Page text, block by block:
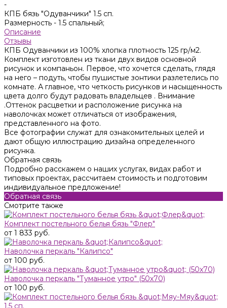
-
КПБ бязь "Одуванчики" 1.5 сп.
Размерность - 1.5 спальный;
Описание
Отзывы
КПБ Одуванчики из 100% хлопка плотность 125 гр/м2.
Комплект изготовлен из ткани двух видов основной
рисунок и компаньон. Первое, что хочется сделать, глядя
на него – подуть, чтобы пушистые зонтики разлетелись по
комнате. А главное, что четкость рисунков и насыщенность
цвета долго будут радовать владельцев . Внимание
.Оттенок расцветки и расположение рисунка на
наволочках может отличаться от изображения,
представленного на фото.
Все фотографии служат для ознакомительных целей и
дают общую иллюстрацию дизайна определенного
рисунка.
Обратная связь
Подробно расскажем о наших услугах, видах работ и
типовых проектах, рассчитаем стоимость и подготовим
индивидуальное предложение!
Обратная связь
Смотрите также
Комплект постельного белья бязь "Флер"
от 1 833 руб.
Наволочка перкаль "Калипсо"
от 100 руб.
Наволочка перкаль "Туманное утро" (50х70)
от 100 руб.